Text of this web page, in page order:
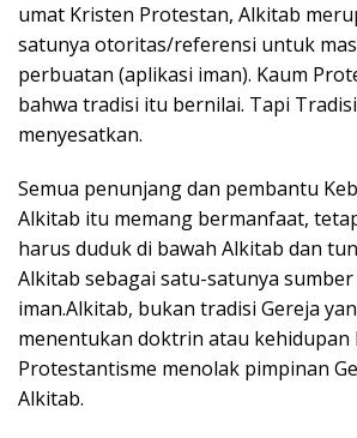
umat Kristen Protestan, Alkitab
satunya otoritas/referensi untuk
perbuatan (aplikasi iman). Kaum
bahwa tradisi itu bernilai. Tapi
menyesatkan.
Semua penunjang dan pembantu
Alkitab itu memang bermanfaat,
harus duduk di bawah Alkitab dan
Alkitab sebagai satu-satunya
iman.Alkitab, bukan tradisi Gereja
menentukan doktrin atau kehidupan
Protestantisme menolak pimpinan
Alkitab.